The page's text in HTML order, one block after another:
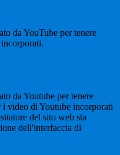
da YouTube per tenere
da Youtube per tenere
i video di Youtube incorporati
del sito web sta
dell'interfaccia di